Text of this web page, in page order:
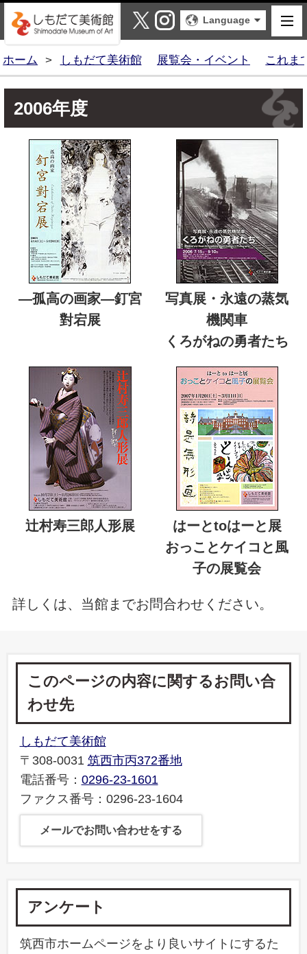
しもだて美術館
X Instagram
Language
ホーム > しもだて美術館 展覧会・イベント これま
2006年度
―孤高の画家―釘宮
對宕展
写真展・永遠の蒸気
機関車
くろがねの勇者たち
辻村寿三郎人形展
はーとtoはーと展
おっことケイコと風
子の展覧会
詳しくは、当館までお問合わせください。
このページの内容に関するお問い合
わせ先
しもだて美術館
〒308-0031 筑西市丙372番地
電話番号： 0296-23-1601
ファクス番号：0296-23-1604
メールでお問い合わせをする
アンケート
筑西市ホームページをより良いサイトにするた